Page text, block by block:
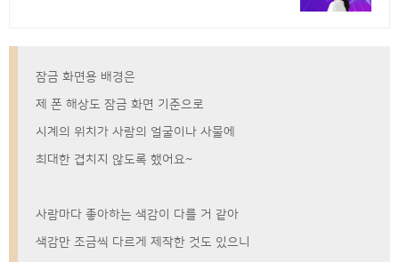
잠금 화면용 배경은
제 폰 해상도 잠금 화면 기준으로
시계의 위치가 사람의 얼굴이나 사물에
최대한 겹치지 않도록 했어요~
사람마다 좋아하는 색감이 다를 거 같아
색감만 조금씩 다르게 제작한 것도 있으니